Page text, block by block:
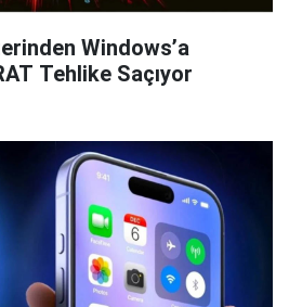
Windows’a
Tehlike Saçıyor